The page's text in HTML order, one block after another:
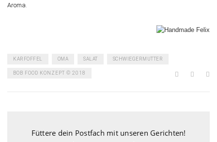
Aroma.
KARFOFFEL OMA SALAT SCHWIEGERMUTTER
BOB FOOD KONZEPT © 2018
Füttere dein Postfach mit unseren Gerichten!